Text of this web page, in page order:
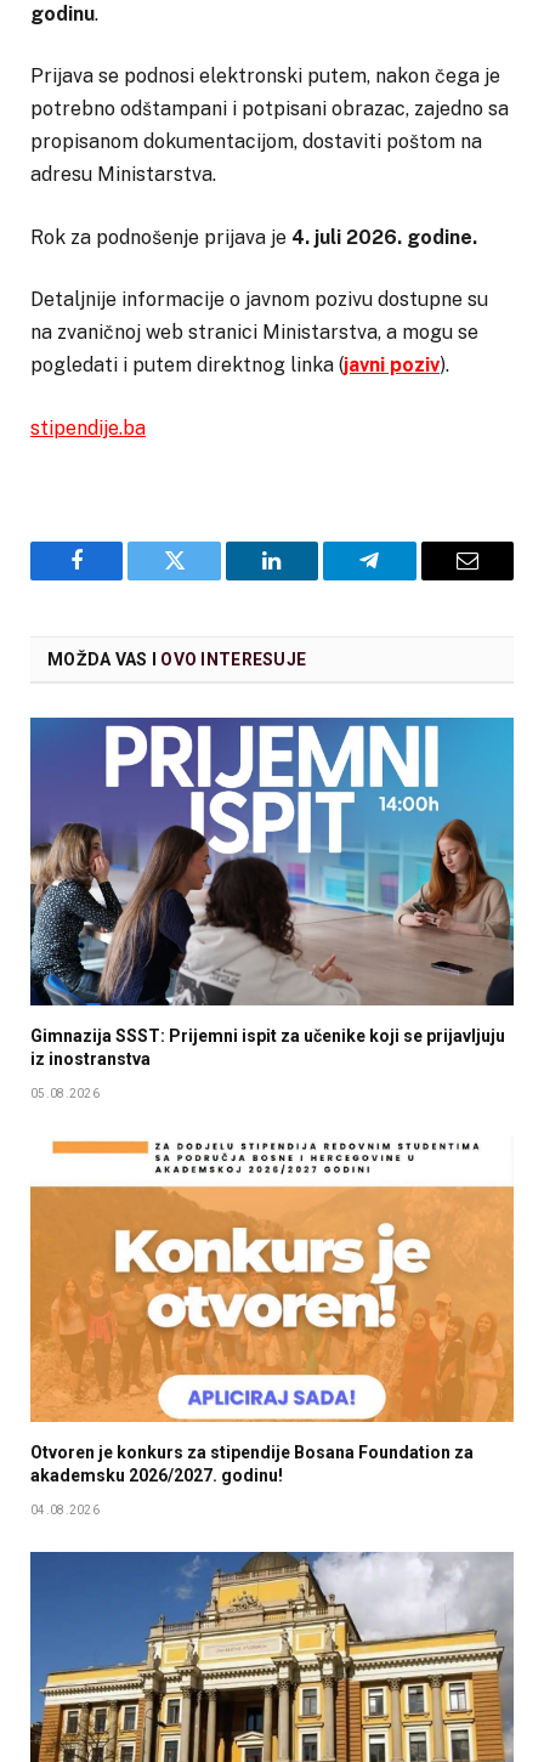
godinu.
Prijava se podnosi elektronski putem, nakon čega je
potrebno odštampani i potpisani obrazac, zajedno sa
propisanom dokumentacijom, dostaviti poštom na
adresu Ministarstva.
Rok za podnošenje prijava je 4. juli 2026. godine.
Detaljnije informacije o javnom pozivu dostupne su
na zvaničnoj web stranici Ministarstva, a mogu se
pogledati i putem direktnog linka (javni poziv).
stipendije.ba
Facebook Twitter LinkedIn Telegram Email
MOŽDA VAS I OVO INTERESUJE
Gimnazija SSST: Prijemni ispit za učenike koji se prijavljuju
iz inostranstva
05.08.2026
Otvoren je konkurs za stipendije Bosana Foundation za
akademsku 2026/2027. godinu!
04.08.2026